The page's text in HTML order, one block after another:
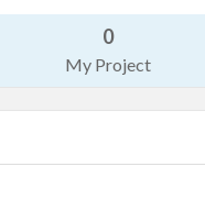
0
My Project